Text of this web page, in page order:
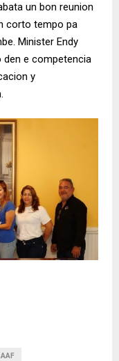
un bon reunion
corto tempo pa
Minister Endy
den e competencia
y
AAF